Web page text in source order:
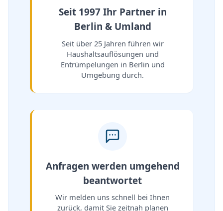
Seit 1997 Ihr Partner in
Berlin & Umland
Seit über 25 Jahren führen wir
Haushaltsauflösungen und
Entrümpelungen in Berlin und
Umgebung durch.
Anfragen werden umgehend
beantwortet
Wir melden uns schnell bei Ihnen
zurück, damit Sie zeitnah planen